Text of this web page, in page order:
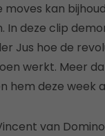
kan
In deze clip
Jus hoe de
werkt. Meer
hem deze week
van